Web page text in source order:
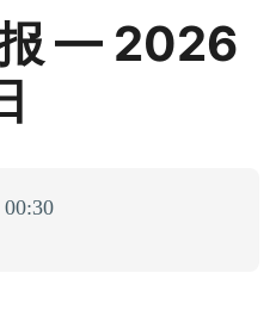
— 2026